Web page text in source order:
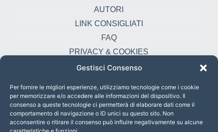
Gestisci Consenso
Per fornire le migliori esperienze, utilizziamo tecnologie come i cookie
per memorizzare e/o accedere alle informazioni del dispositivo. Il
consenso a queste tecnologie ci permetterà di elaborare dati come il
comportamento di navigazione o ID unici su questo sito. Non
acconsentire o ritirare il consenso può influire negativamente su alcune
AUTORI
LINK CONSIGLIATI
FAQ
PRIVACY & COOKIES
oikonomia@pust.it
+39 06 67 02 338
Largo Angelicum 1, 00184 Roma, Italia